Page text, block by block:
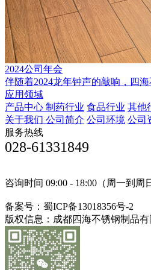
2024公司年会
伴随着2024龙年钟声的敲响，四
应用领域
产品中心 制药行业 食品行业 其他
关于我们 公司简介 公司环境 公司
服务热线
028-61331849
咨询时间 09:00 - 18:00（周一到周
备案号：蜀ICP备13018356号-2
版权信息：成都四海不锈钢制品有